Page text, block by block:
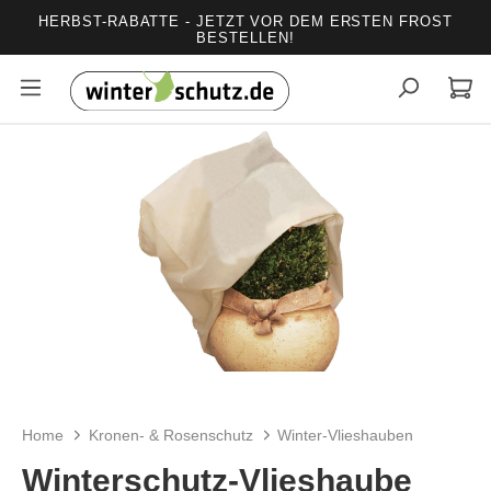
springen
HERBST-RABATTE - JETZT VOR DEM ERSTEN FROST
BESTELLEN!
Home Kronen- & Rosenschutz Winter-Vlieshauben
Winterschutz-Vlieshaube